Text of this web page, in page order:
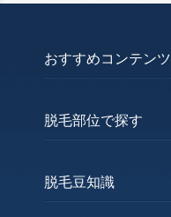
おすすめコンテンツ
脱毛部位で探す
脱毛豆知識